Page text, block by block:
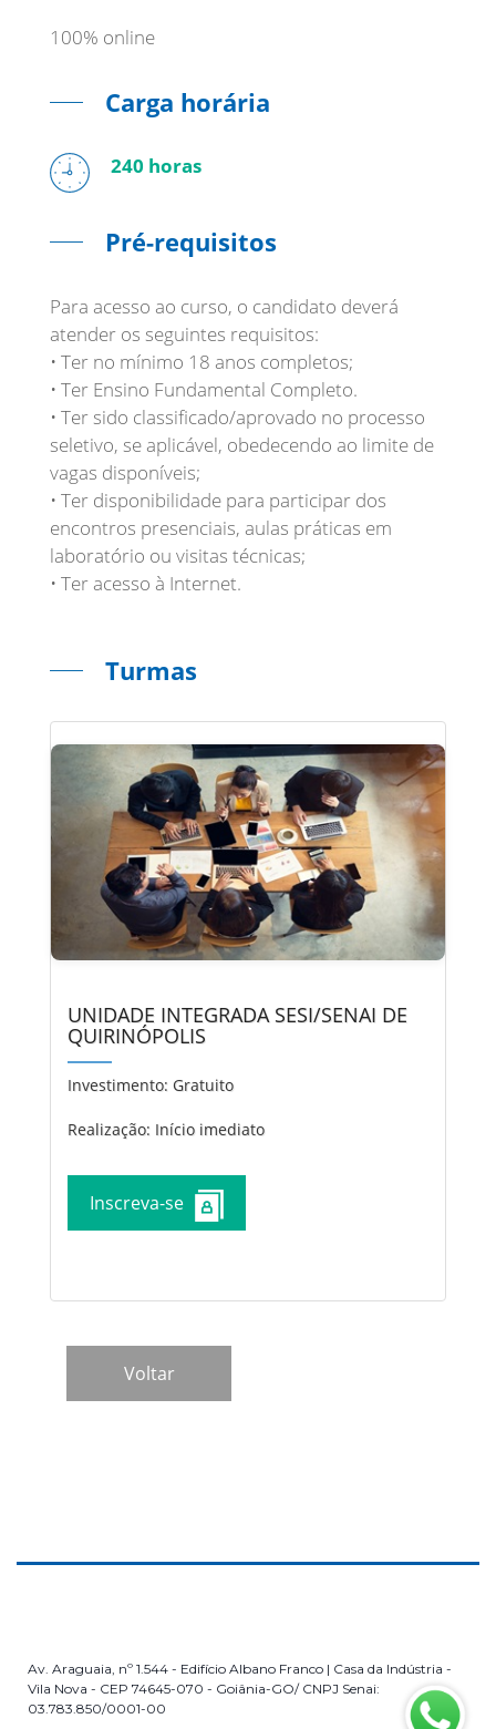
100% online
Carga horária
240 horas
Pré-requisitos
Para acesso ao curso, o candidato deverá
atender os seguintes requisitos:
• Ter no mínimo 18 anos completos;
• Ter Ensino Fundamental Completo.
• Ter sido classificado/aprovado no processo
seletivo, se aplicável, obedecendo ao limite de
vagas disponíveis;
• Ter disponibilidade para participar dos
encontros presenciais, aulas práticas em
laboratório ou visitas técnicas;
• Ter acesso à Internet.
Turmas
UNIDADE INTEGRADA SESI/SENAI DE
QUIRINÓPOLIS
Investimento: Gratuito
Realização: Início imediato
Inscreva-se
Av. Araguaia, nº 1.544 - Edifício Albano Franco | Casa da Indústria -
Vila Nova - CEP 74645-070 - Goiânia-GO/ CNPJ Senai:
03.783.850/0001-00